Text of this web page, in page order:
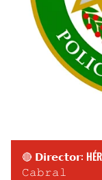
🔴 𝗗𝗶𝗿𝗲𝗰𝘁𝗼𝗿:
𝙲𝚊𝚋𝚛𝚊𝚕